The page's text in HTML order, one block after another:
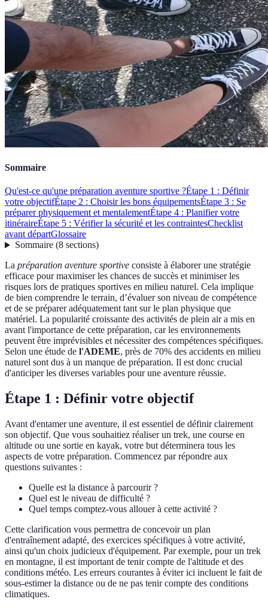
Sommaire
Qu'est-ce qu'une préparation aventure sportive ?Étape 1 : Définir
votre objectifÉtape 2 : Choisir les bons équipementsÉtape 3 : Se
préparer physiquement et mentalementÉtape 4 : Planifier votre
itinéraireÉtape 5 : Vérifier la sécurité et les contraintesChecklist
avant départGlossaire
Sommaire(8 sections)
La préparation aventure sportive consiste à élaborer une stratégie
efficace pour maximiser les chances de succès et minimiser les
risques lors de pratiques sportives en milieu naturel. Cela implique
de bien comprendre le terrain, d’évaluer son niveau de compétence
et de se préparer adéquatement tant sur le plan physique que
matériel. La popularité croissante des activités de plein air a mis en
avant l'importance de cette préparation, car les environnements
peuvent être imprévisibles et nécessiter des compétences spécifiques.
Selon une étude de l'ADEME, près de 70% des accidents en milieu
naturel sont dus à un manque de préparation. Il est donc crucial
d'anticiper les diverses variables pour une aventure réussie.
Étape 1 : Définir votre objectif
Avant d'entamer une aventure, il est essentiel de définir clairement
son objectif. Que vous souhaitiez réaliser un trek, une course en
altitude ou une sortie en kayak, votre but déterminera tous les
aspects de votre préparation. Commencez par répondre aux
questions suivantes :
Quelle est la distance à parcourir ?
Quel est le niveau de difficulté ?
Quel temps comptez-vous allouer à cette activité ?
Cette clarification vous permettra de concevoir un plan
d'entraînement adapté, des exercices spécifiques à votre activité,
ainsi qu'un choix judicieux d'équipement. Par exemple, pour un trek
en montagne, il est important de tenir compte de l'altitude et des
conditions météo. Les erreurs courantes à éviter ici incluent le fait de
sous-estimer la distance ou de ne pas tenir compte des conditions
climatiques.